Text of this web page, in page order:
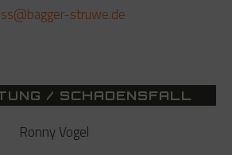
struwe.de
/ SCHADENSFALL
Ronny Vogel